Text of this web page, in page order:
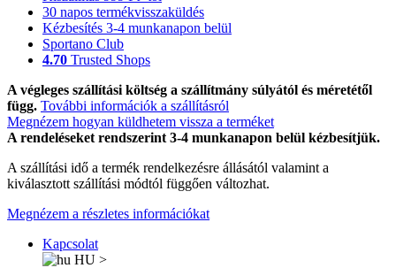
30 napos termékvisszaküldés
Kézbesítés 3-4 munkanapon belül
Sportano Club
4.70 Trusted Shops
A végleges szállítási költség a szállítmány súlyától és méretétől
függ. További információk a szállításról
Megnézem hogyan küldhetem vissza a terméket
A rendeléseket rendszerint 3-4 munkanapon belül kézbesítjük.
A szállítási idő a termék rendelkezésre állásától valamint a
kiválasztott szállítási módtól függően változhat.
Megnézem a részletes információkat
Kapcsolat
HU >